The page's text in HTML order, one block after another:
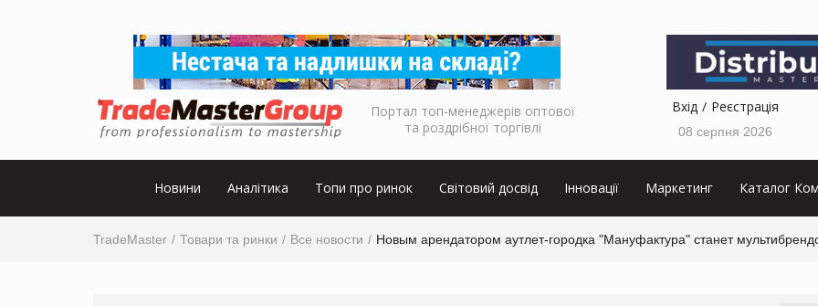
Портал топ-менеджерів оптової
та роздрібної торгівлі
Вхід Реєстрація
08 серпня 2026
Новини Аналітика Топи про ринок Світовий досвід Інновації Маркетинг Каталог
TradeMaster Товари та ринки Все новости Новым арендатором аутлет-городка "Мануфактура" станет